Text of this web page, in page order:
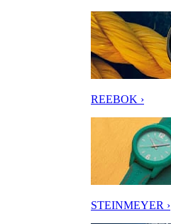
REEBOK ›
STEINMEYER ›